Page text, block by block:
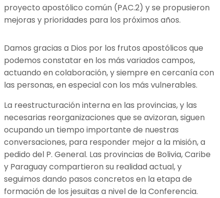
proyecto apostólico común (PAC.2) y se propusieron
mejoras y prioridades para los próximos años.
Damos gracias a Dios por los frutos apostólicos que
podemos constatar en los más variados campos,
actuando en colaboración, y siempre en cercanía con
las personas, en especial con los más vulnerables.
La reestructuración interna en las provincias, y las
necesarias reorganizaciones que se avizoran, siguen
ocupando un tiempo importante de nuestras
conversaciones, para responder mejor a la misión, a
pedido del P. General. Las provincias de Bolivia, Caribe
y Paraguay compartieron su realidad actual, y
seguimos dando pasos concretos en la etapa de
formación de los jesuitas a nivel de la Conferencia.